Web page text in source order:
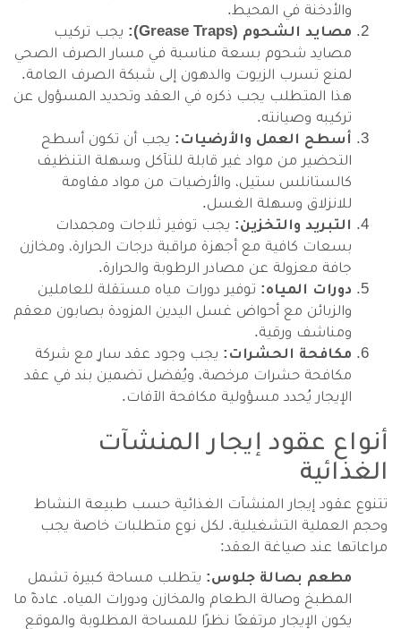
والأدخنة في المحيط.
مصايد الشحوم (Grease Traps):
يجب تركيب
مصايد شحوم بسعة مناسبة في مسار الصرف الصحي
لمنع تسرب الزيوت والدهون إلى شبكة الصرف العامة.
هذا المتطلب يجب ذكره في العقد وتحديد المسؤول عن
تركيبه وصيانته.
أسطح العمل والأرضيات: يجب أن تكون أسطح
التحضير من مواد غير قابلة للتآكل وسهلة التنظيف
كالستانلس ستيل، والأرضيات من مواد مقاومة
للانزلاق وسهلة الغسل.
التبريد والتخزين: يجب توفير ثلاجات ومجمدات
بسعات كافية مع أجهزة مراقبة درجات الحرارة، ومخازن
جافة معزولة عن مصادر الرطوبة والحرارة.
دورات المياه: توفير دورات مياه مستقلة للعاملين
والزبائن مع أحواض غسل اليدين المزودة بصابون معقم
ومناشف ورقية.
مكافحة الحشرات: يجب وجود عقد سارٍ مع شركة
مكافحة حشرات مرخصة، ويُفضل تضمين بند في عقد
الإيجار يُحدد مسؤولية مكافحة الآفات.
أنواع عقود إيجار المنشآت
الغذائية
تتنوع عقود إيجار المنشآت الغذائية حسب طبيعة النشاط
وحجم العملية التشغيلية. لكل نوع متطلبات خاصة يجب
مراعاتها عند صياغة العقد:
مطعم بصالة جلوس: يتطلب مساحة كبيرة تشمل
المطبخ وصالة الطعام والمخازن ودورات المياه. عادةً ما
يكون الإيجار مرتفعًا نظرًا للمساحة المطلوبة والموقع